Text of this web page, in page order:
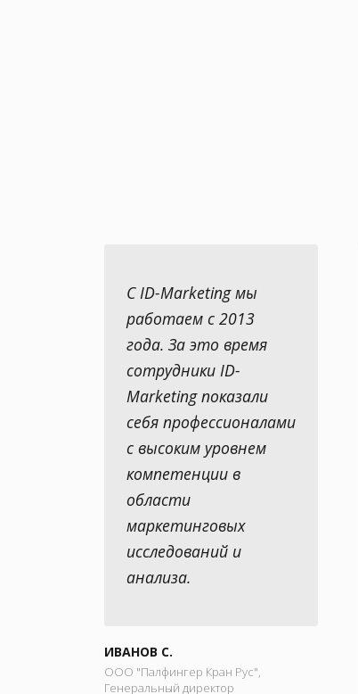
С ID-Marketing мы
работаем с 2013
года. За это время
сотрудники ID-
Marketing показали
себя профессионалами
с высоким уровнем
компетенции в
области
маркетинговых
исследований и
анализа.
ИВАНОВ С.
ООО "Палфингер Кран Рус",
Генеральный директор